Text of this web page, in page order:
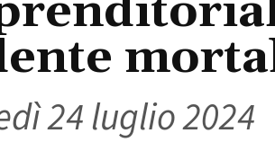
24 luglio 2024